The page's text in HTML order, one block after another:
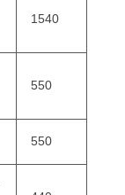
1540
550
550